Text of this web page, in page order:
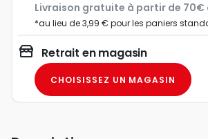
Livraison gratuite à partir de
*au lieu de 3,99 € pour les paniers
Retrait en magasin
CHOISISSEZ UN MAGASIN